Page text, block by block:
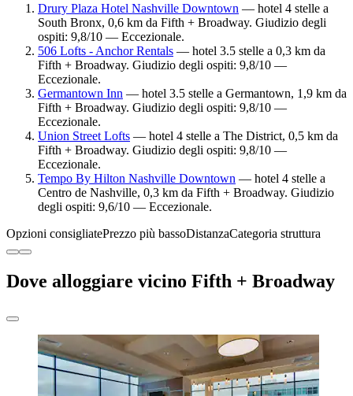
Drury Plaza Hotel Nashville Downtown — hotel 4 stelle a
South Bronx, 0,6 km da Fifth + Broadway. Giudizio degli
ospiti: 9,8/10 — Eccezionale.
506 Lofts - Anchor Rentals — hotel 3.5 stelle a 0,3 km da
Fifth + Broadway. Giudizio degli ospiti: 9,8/10 —
Eccezionale.
Germantown Inn — hotel 3.5 stelle a Germantown, 1,9 km da
Fifth + Broadway. Giudizio degli ospiti: 9,8/10 —
Eccezionale.
Union Street Lofts — hotel 4 stelle a The District, 0,5 km da
Fifth + Broadway. Giudizio degli ospiti: 9,8/10 —
Eccezionale.
Tempo By Hilton Nashville Downtown — hotel 4 stelle a
Centro de Nashville, 0,3 km da Fifth + Broadway. Giudizio
degli ospiti: 9,6/10 — Eccezionale.
Opzioni consigliatePrezzo più bassoDistanzaCategoria struttura
Dove alloggiare vicino Fifth + Broadway